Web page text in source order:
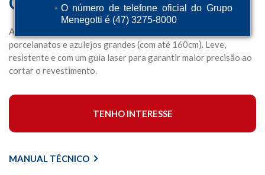
O número de telefone oficial do Grupo
Menegotti é (47) 3275-8000
A MCP 160 é ideal para corte de revestimentos cerâmicos,
porcelanatos e azulejos grandes (com até 160cm). Leve,
resistente e com um guia laser para garantir maior precisão ao
cortar o revestimento.
TENHO INTERESSE
MANUAL TÉCNICO